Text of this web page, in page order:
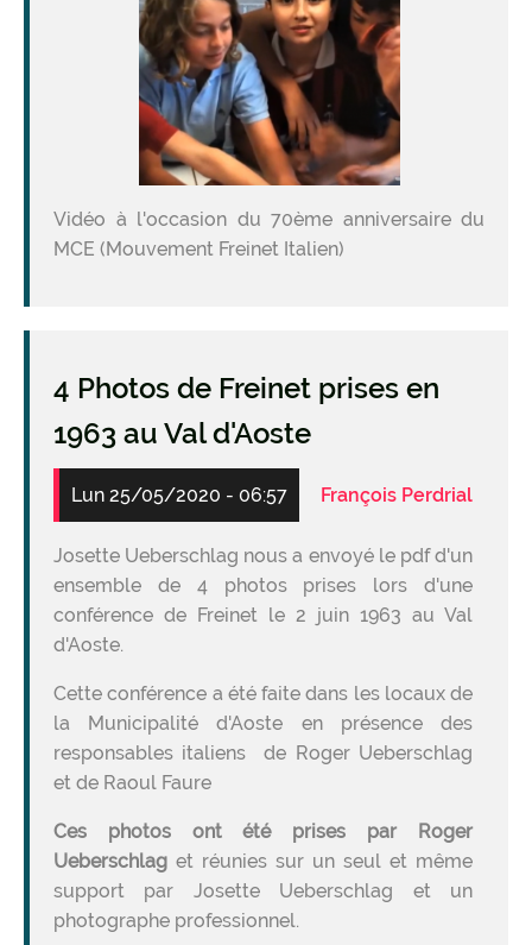
Vidéo à l'occasion du 70ème anniversaire du
MCE (Mouvement Freinet Italien)
4 Photos de Freinet prises en
1963 au Val d'Aoste
Lun 25/05/2020 - 06:57 François Perdrial
Josette Ueberschlag nous a envoyé le pdf d'un
ensemble de 4 photos prises lors d'une
conférence de Freinet le 2 juin 1963 au Val
d'Aoste.
Cette conférence a été faite dans les locaux de
la Municipalité d'Aoste en présence des
responsables italiens de Roger Ueberschlag
et de Raoul Faure
Ces photos ont été prises par Roger
Ueberschlag et réunies sur un seul et même
support par Josette Ueberschlag et un
photographe professionnel.